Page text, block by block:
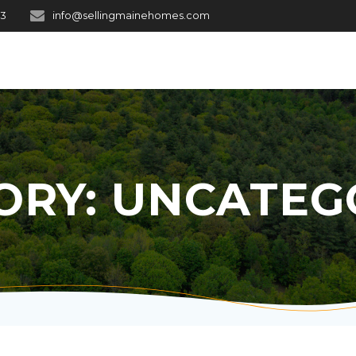
info@sellingmainehomes.com